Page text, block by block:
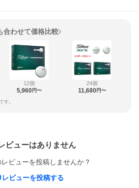
合わせて価格比較
12個
5,960円〜
24個
11,680円〜
す。
ビューはありません
ビューを投稿しませんか？
レビューを投稿する